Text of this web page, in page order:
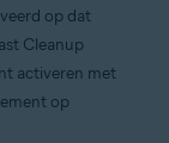
op dat
Cleanup
activeren met
op